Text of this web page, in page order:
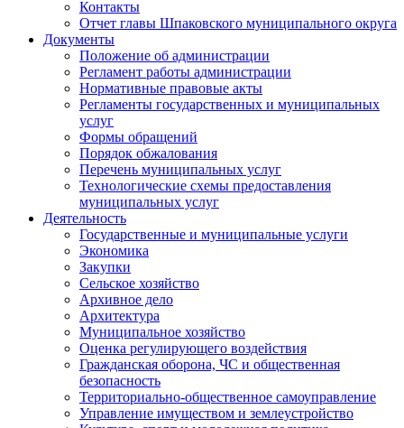
Контакты
Отчет главы Шпаковского муниципального округа
Документы
Положение об администрации
Регламент работы администрации
Нормативные правовые акты
Регламенты государственных и муниципальных
услуг
Формы обращений
Порядок обжалования
Перечень муниципальных услуг
Технологические схемы предоставления
муниципальных услуг
Деятельность
Государственные и муниципальные услуги
Экономика
Закупки
Сельское хозяйство
Архивное дело
Архитектура
Муниципальное хозяйство
Оценка регулирующего воздействия
Гражданская оборона, ЧС и общественная
безопасность
Территориально-общественное самоуправление
Управление имуществом и землеустройство